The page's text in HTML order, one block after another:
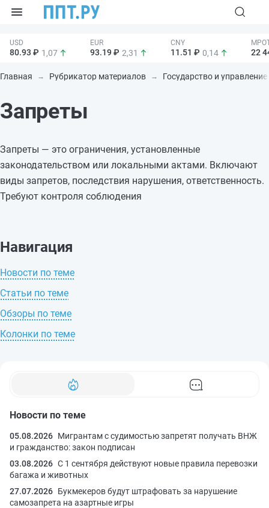
80.93 ₽ 1,07 93.19 ₽ 2,31 11.51 ₽ 0,14 22
Главная Рубрикатор материалов Государство и управление
Запреты
Запреты — это ограничения, установленные
законодательством или локальными актами. Включают
виды запретов, последствия нарушения, ответственность.
Требуют контроля соблюдения
Новости по теме
05.08.2026 Мигрантам с судимостью запретят получать ВНЖ
и гражданство: закон подписан
03.08.2026 С 1 сентября действуют новые правила перевозки
багажа и животных
27.07.2026 Букмекеров будут штрафовать за нарушение
самозапрета на азартные игры
Навигация
Новости по теме
Статьи по теме
Обзоры по теме
Колонки по теме